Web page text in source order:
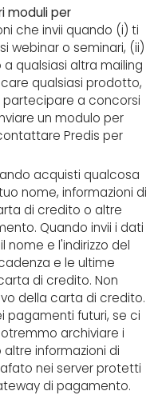
moduli per
che invii quando (i) ti
webinar o seminari, (ii)
qualsiasi altra mailing
qualsiasi prodotto,
a concorsi
un modulo per
Predis per
acquisti qualcosa
nome, informazioni di
di credito o altre
Quando invii i dati
nome e l'indirizzo del
e le ultime
di credito. Non
della carta di credito.
pagamenti futuri, se ci
archiviare i
informazioni di
nei server protetti
di pagamento.